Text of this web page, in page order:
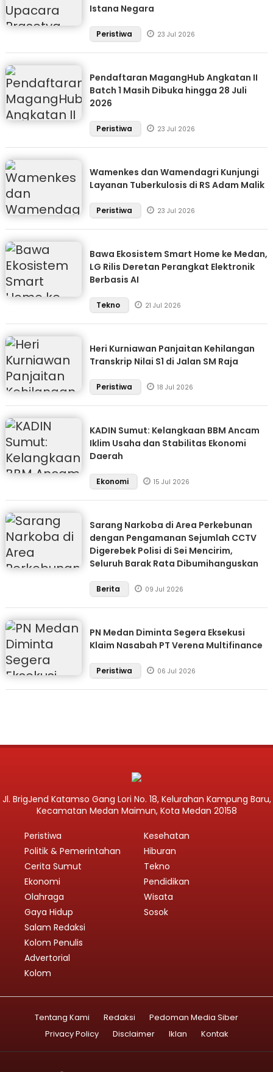
Istana Negara
Peristiwa 23 Jul 2026
Pendaftaran MagangHub Angkatan II
Batch 1 Masih Dibuka hingga 28 Juli
2026
Peristiwa 23 Jul 2026
Wamenkes dan Wamendagri Kunjungi
Layanan Tuberkulosis di RS Adam Malik
Peristiwa 23 Jul 2026
Bawa Ekosistem Smart Home ke Medan,
LG Rilis Deretan Perangkat Elektronik
Berbasis AI
Tekno 21 Jul 2026
Heri Kurniawan Panjaitan Kehilangan
Transkrip Nilai S1 di Jalan SM Raja
Peristiwa 18 Jul 2026
KADIN Sumut: Kelangkaan BBM Ancam
Iklim Usaha dan Stabilitas Ekonomi
Daerah
Ekonomi 15 Jul 2026
Sarang Narkoba di Area Perkebunan
dengan Pengamanan Sejumlah CCTV
Digerebek Polisi di Sei Mencirim,
Seluruh Barak Rata Dibumihanguskan
Berita 09 Jul 2026
PN Medan Diminta Segera Eksekusi
Klaim Nasabah PT Verena Multifinance
Peristiwa 06 Jul 2026
Jl. BrigJend Katamso Gang Lori No. 18, Kelurahan Kampung Baru,
Kecamatan Medan Maimun, Kota Medan 20158
Peristiwa
Politik & Pemerintahan
Cerita Sumut
Ekonomi
Olahraga
Gaya Hidup
Kesehatan
Hiburan
Tekno
Pendidikan
Wisata
Sosok
Salam Redaksi
Kolom Penulis
Advertorial
Kolom
Tentang Kami Redaksi
Pedoman Media Siber
Privacy Policy
Disclaimer Iklan Kontak